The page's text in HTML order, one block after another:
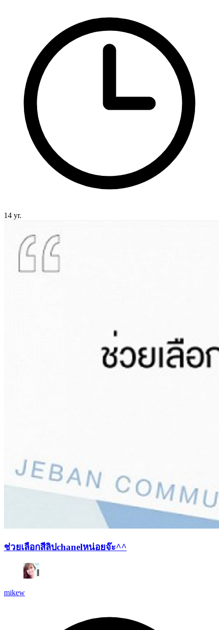
14 yr.
ช่วยเลือกสีลิปchanelหน่อยจ๊ะ^^
mikew